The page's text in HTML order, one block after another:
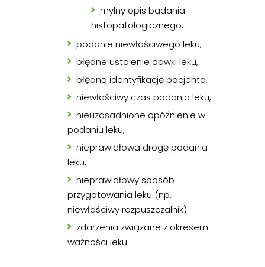
mylny opis badania
histopatologicznego,
podanie niewłaściwego leku,
błędne ustalenie dawki leku,
błędną identyfikację pacjenta,
niewłaściwy czas podania leku,
nieuzasadnione opóźnienie w
podaniu leku,
nieprawidłową drogę podania
leku,
nieprawidłowy sposób
przygotowania leku (np.
niewłaściwy rozpuszczalnik)
zdarzenia związane z okresem
ważności leku.